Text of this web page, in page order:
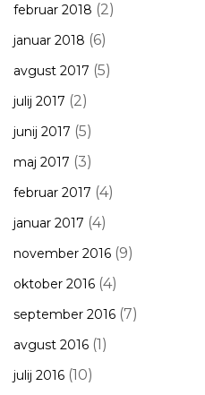
februar 2018 (2)
januar 2018 (6)
avgust 2017 (5)
julij 2017 (2)
junij 2017 (5)
maj 2017 (3)
februar 2017 (4)
januar 2017 (4)
november 2016 (9)
oktober 2016 (4)
september 2016 (7)
avgust 2016 (1)
julij 2016 (10)